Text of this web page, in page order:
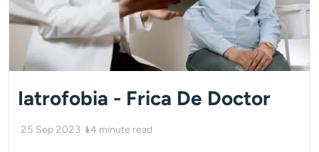
Iatrofobia - Frica De Doctor
25 Sep 2023 14 minute read